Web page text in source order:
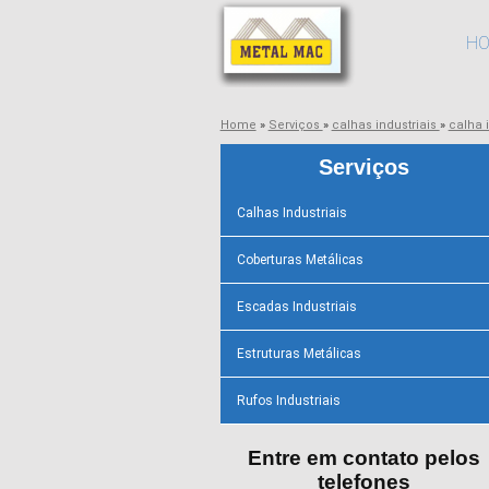
Home » Serviços » calhas industriais » calha
Serviços
Calhas Industriais
Coberturas Metálicas
Escadas Industriais
Estruturas Metálicas
Rufos Industriais
Entre em contato pelos
telefones